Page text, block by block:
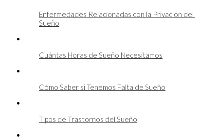
Enfermedades Relacionadas con la Privación del
Sueño
Cuántas Horas de Sueño Necesitamos
Cómo Saber si Tenemos Falta de Sueño
Tipos de Trastornos del Sueño